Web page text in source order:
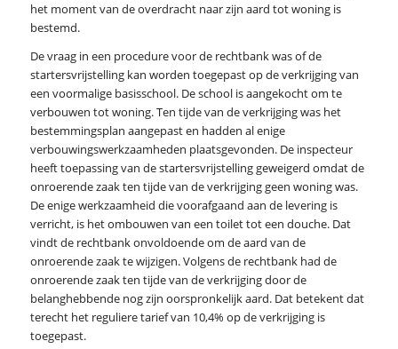
het moment van de overdracht naar zijn aard tot woning is
bestemd.
De vraag in een procedure voor de rechtbank was of de
startersvrijstelling kan worden toegepast op de verkrijging van
een voormalige basisschool. De school is aangekocht om te
verbouwen tot woning. Ten tijde van de verkrijging was het
bestemmingsplan aangepast en hadden al enige
verbouwingswerkzaamheden plaatsgevonden. De inspecteur
heeft toepassing van de startersvrijstelling geweigerd omdat de
onroerende zaak ten tijde van de verkrijging geen woning was.
De enige werkzaamheid die voorafgaand aan de levering is
verricht, is het ombouwen van een toilet tot een douche. Dat
vindt de rechtbank onvoldoende om de aard van de
onroerende zaak te wijzigen. Volgens de rechtbank had de
onroerende zaak ten tijde van de verkrijging door de
belanghebbende nog zijn oorspronkelijk aard. Dat betekent dat
terecht het reguliere tarief van 10,4% op de verkrijging is
toegepast.